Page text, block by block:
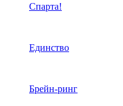
Спарта!
Единство
Брейн-ринг